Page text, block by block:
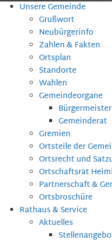
Unsere Gemeinde
Grußwort
Neubürgerinfo
Zahlen & Fakten
Ortsplan
Standorte
Wahlen
Gemeindeorgane
Bürgermeister
Gemeinderat
Gremien
Ortsteile der
Ortsrecht und
Ortschaftsrat
Partnerschaft &
Ortsbroschüre
Rathaus & Service
Aktuelles